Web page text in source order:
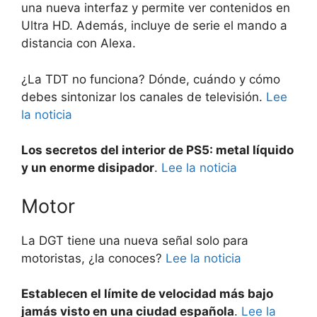
una nueva interfaz y permite ver contenidos en
Ultra HD. Además, incluye de serie el mando a
distancia con Alexa.
¿La TDT no funciona? Dónde, cuándo y cómo
debes sintonizar los canales de televisión. Lee
la noticia
Los secretos del interior de PS5: metal líquido
y un enorme disipador. Lee la noticia
Motor
La DGT tiene una nueva señal solo para
motoristas, ¿la conoces? Lee la noticia
Establecen el límite de velocidad más bajo
jamás visto en una ciudad española. Lee la